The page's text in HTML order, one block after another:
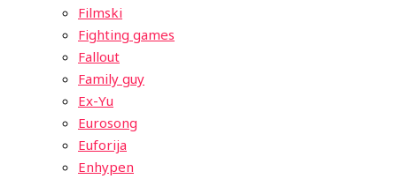
Filmski
Fighting games
Fallout
Family guy
Ex-Yu
Eurosong
Euforija
Enhypen